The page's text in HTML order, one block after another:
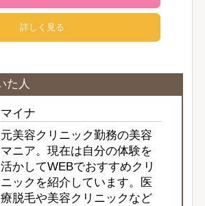
詳しく見る
た人
マイナ
元美容クリニック勤務の美容
マニア。現在は自分の体験を
活かしてWEBでおすすめクリ
ニックを紹介しています。医
療脱毛や美容クリニックなど